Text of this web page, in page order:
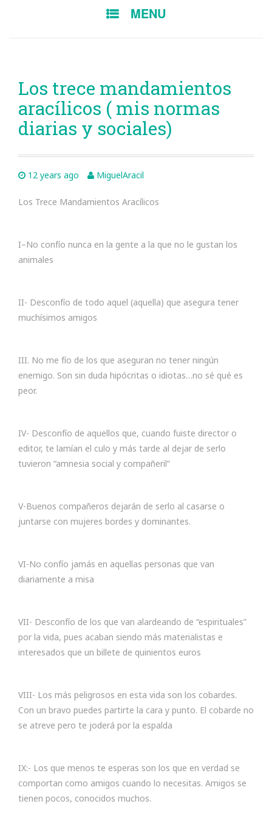
MENU
Los trece mandamientos
aracílicos ( mis normas
diarias y sociales)
12 years ago MiguelAracil
Los Trece Mandamientos Aracílicos
I–No confío nunca en la gente a la que no le gustan los
animales
II- Desconfío de todo aquel (aquella) que asegura tener
muchísimos amigos
III. No me fío de los que aseguran no tener ningún
enemigo. Son sin duda hipócritas o idiotas…no sé qué es
peor.
IV- Desconfío de aquellos que, cuando fuiste director o
editor, te lamían el culo y más tarde al dejar de serlo
tuvieron “amnesia social y compañeril”
V-Buenos compañeros dejarán de serlo al casarse o
juntarse con mujeres bordes y dominantes.
VI-No confío jamás en aquellas personas que van
diariamente a misa
VII- Desconfío de los que van alardeando de “espirituales”
por la vida, pues acaban siendo más materialistas e
interesados que un billete de quinientos euros
VIII- Los más peligrosos en esta vida son los cobardes.
Con un bravo puedes partirte la cara y punto. El cobarde no
se atreve pero te joderá por la espalda
IX:- Los que menos te esperas son los que en verdad se
comportan como amigos cuando lo necesitas. Amigos se
tienen pocos, conocidos muchos.